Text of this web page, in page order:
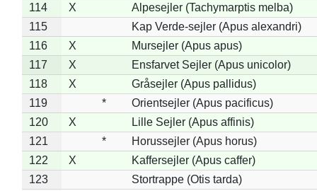
114
X
Alpesejler (Tachymarptis melba)
115
Kap Verde-sejler (Apus alexandri)
116
X
Mursejler (Apus apus)
117
X
Ensfarvet Sejler (Apus unicolor)
118
X
Gråsejler (Apus pallidus)
119
*
Orientsejler (Apus pacificus)
120
X
Lille Sejler (Apus affinis)
121
*
Horussejler (Apus horus)
122
X
Kaffersejler (Apus caffer)
123
Stortrappe (Otis tarda)